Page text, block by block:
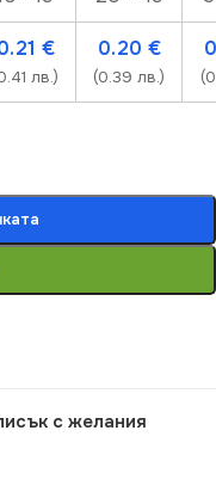
€
лв.)
0.20 €
(0.39 лв.)
с желания